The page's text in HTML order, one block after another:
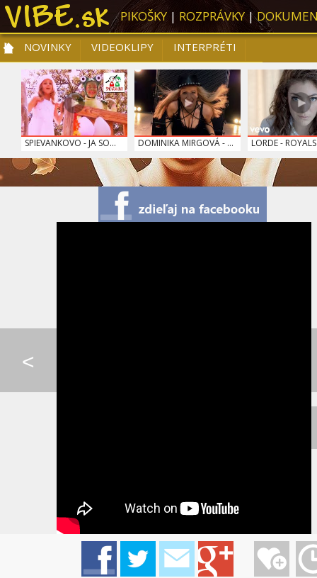
PIKOŠKY| ROZPRÁVKY|
NOVINKY
NOVINKY VIDEOKLIPY
INTERPRÉTI
PRE DETI
SLOVENSKÁ HUDBA TOP 10
SPIEVANKOVO - JA SO... DOMINIKA MIRGOVÁ - ... LORDE - ROYALS
FLYING LOTUS - KILL...
<